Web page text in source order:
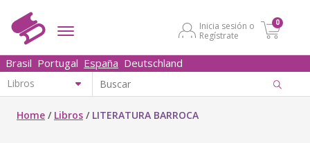
Inicia sesión o
Regístrate
0
Brasil Portugal España Deutschland
Home / Libros / LITERATURA BARROCA